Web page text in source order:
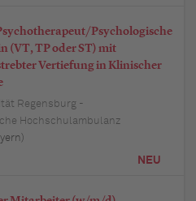
Psychologische
(VT, TP oder ST) mit
Vertiefung in Klinischer
Regensburg -
Hochschulambulanz
NEU